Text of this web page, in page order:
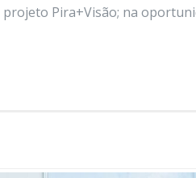
Pira+Visão; na